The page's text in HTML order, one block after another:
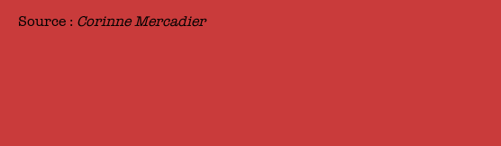
Source : Corinne Mercadier